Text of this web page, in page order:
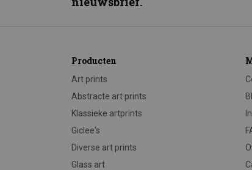
Producten
Art prints
Abstracte art prints
Klassieke artprints
Giclee's
Diverse art prints
Glass art